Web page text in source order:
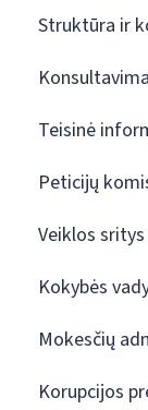
Struktūra ir
Teisinė
Peticijų
Veiklos sritys
Kokybės
Mokesčių
Korupcijos